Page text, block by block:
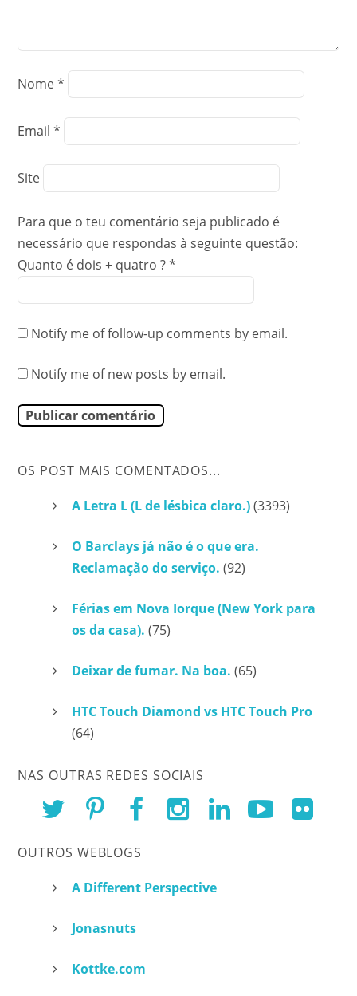
Nome*
Email*
Site
Para que o teu comentário seja publicado é
necessário que respondas à seguinte questão:
Quanto é dois + quatro ? *
Notify me of follow-up comments by email.
Notify me of new posts by email.
OS POST MAIS COMENTADOS...
A Letra L (L de lésbica claro.)(3393)
O Barclays já não é o que era.
Reclamação do serviço. (92)
Férias em Nova Iorque (New York para
os da casa). (75)
Deixar de fumar. Na boa. (65)
HTC Touch Diamond vs HTC Touch Pro
(64)
NAS OUTRAS REDES SOCIAIS
OUTROS WEBLOGS
A Different Perspective
Jonasnuts
Kottke.com